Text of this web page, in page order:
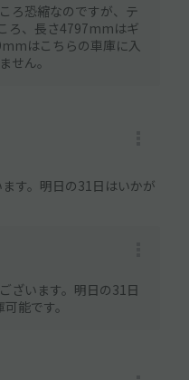
ろ恐縮なのですが、テ
ろ、長さ4797mmはギ
はこちらの車庫に入
せん。
す。明日の31日はいかが
ざいます。明日の31日
能です。